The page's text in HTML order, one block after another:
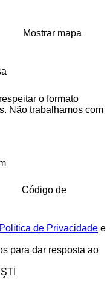
Mostrar mapa
o formato
Não trabalhamos com
Código de
Política de Privacidade e
para dar resposta ao